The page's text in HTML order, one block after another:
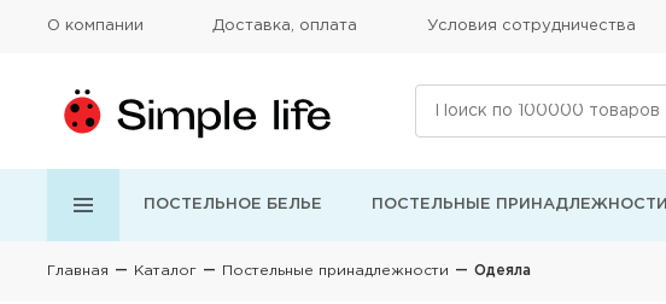
О компании Доставка, оплата Условия сотрудничества
ПОСТЕЛЬНОЕ БЕЛЬЕ ПОСТЕЛЬНЫЕ ПРИНАДЛЕЖНОСТИ
Главная Каталог Постельные принадлежности Одеяла